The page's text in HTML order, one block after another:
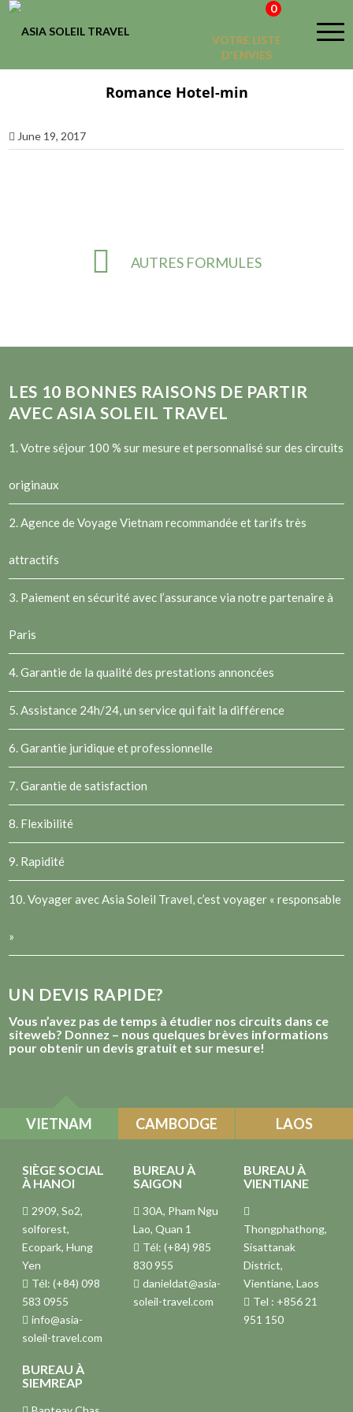
VOTRE LISTE
D'ENVIES
0
Romance Hotel-min
June 19, 2017
AUTRES FORMULES
LES 10 BONNES RAISONS DE PARTIR
AVEC ASIA SOLEIL TRAVEL
1. Votre séjour 100 % sur mesure et personnalisé sur des circuits
originaux
2.Agence de Voyage Vietnam recommandée et tarifs très
attractifs
3. Paiement en sécurité avec l’assurance via notre partenaire à
Paris
4. Garantie de la qualité des prestations annoncées
5. Assistance 24h/24, un service qui fait la différence
6. Garantie juridique et professionnelle
7. Garantie de satisfaction
8. Flexibilité
9. Rapidité
10. Voyager avec Asia Soleil Travel, c’est voyager « responsable
»
UN DEVIS RAPIDE?
Vous n’avez pas de temps à étudier nos circuits dans ce
siteweb? Donnez – nous quelques brèves informations
pour obtenir un devis gratuit et sur mesure!
VIETNAM CAMBODGE LAOS
SIÈGE SOCIAL
À HANOI
2909, So2,
solforest,
Ecopark, Hung
Yen
Tél: (+84) 098
583 0955
info@asia-
soleil-travel.com
BUREAU À
SAIGON
30A, Pham Ngu
Lao, Quan 1
Tél: (+84) 985
830 955
danieldat@asia-
soleil-travel.com
BUREAU À
VIENTIANE
Thongphathong,
Sisattanak
District,
Vientiane, Laos
Tel : +856 21
951 150
BUREAU À
SIEMREAP